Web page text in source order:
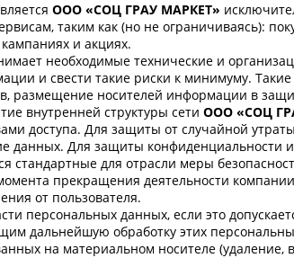
ООО «СОЦ ГРАУ МАРКЕТ»
таким как (но не ограничиваясь):
и акциях.
необходимые технические и
и свести такие риски к минимуму.
размещение носителей информации в
внутренней структуры сети ООО «СОЦ
доступа. Для защиты от случайной
данных. Для защиты конфиденциальности
стандартные для отрасли меры
прекращения деятельности
от пользователя.
персональных данных, если это
дальнейшую обработку этих
на материальном носителе (удаление,